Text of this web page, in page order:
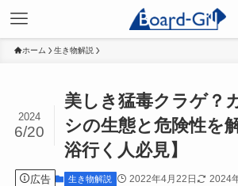
ホーム 生き物解説
美しき猛毒クラゲ？
シの生態と危険性を
浴行く人必見】
2024
6/20
広告 生き物解説 2022年4月22日 2024